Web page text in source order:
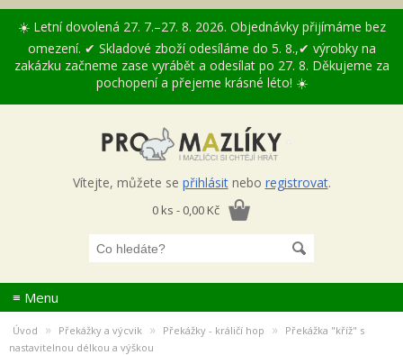
☀️ Letní dovolená 27. 7.–27. 8. 2026. Objednávky přijímáme bez
omezení. ✔ Skladové zboží odesíláme do 5. 8.,✔ výrobky na
zakázku začneme zase vyrábět a odesílat po 27. 8. Děkujeme za
pochopení a přejeme krásné léto! ☀️
Vítejte, můžete se přihlásitnebo registrovat.
0 ks - 0,00 Kč
≡ Menu
Úvod » Překážky a výcvik » Překážky - králičí hop »
Překážka "kříž" s
nastavitelnou délkou a výškou